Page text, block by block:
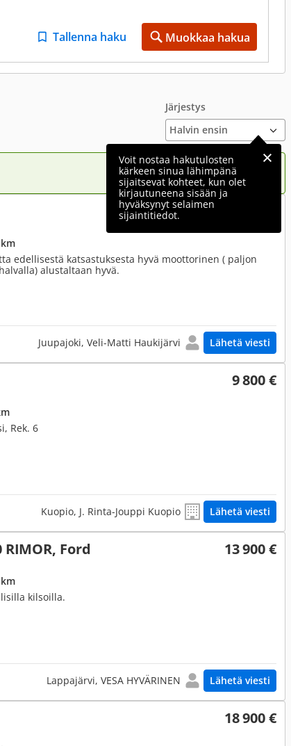
Tallenna haku Muokkaa hakua
Järjestys
Voit nostaa hakutulosten
kärkeen sinua lähimpänä
sijaitsevat kohteet, kun olet
kirjautuneena sisään ja
hyväksynyt selaimen
sijaintitiedot.
edellisestä katsastuksesta hyvä moottorinen ( paljon
alustaltaan hyvä.
Juupajoki, Veli-Matti Haukijärvi Lähetä viesti
9 800 €
Rek. 6
Kuopio, J. Rinta-Jouppi Kuopio Lähetä viesti
RIMOR, Ford 13 900 €
kilsoilla.
Lappajärvi, VESA HYVÄRINEN Lähetä viesti
18 900 €